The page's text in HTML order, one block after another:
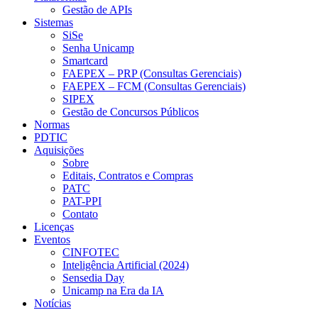
Gestão de APIs
Sistemas
SiSe
Senha Unicamp
Smartcard
FAEPEX – PRP (Consultas Gerenciais)
FAEPEX – FCM (Consultas Gerenciais)
SIPEX
Gestão de Concursos Públicos
Normas
PDTIC
Aquisições
Sobre
Editais, Contratos e Compras
PATC
PAT-PPI
Contato
Licenças
Eventos
CINFOTEC
Inteligência Artificial (2024)
Sensedia Day
Unicamp na Era da IA
Notícias